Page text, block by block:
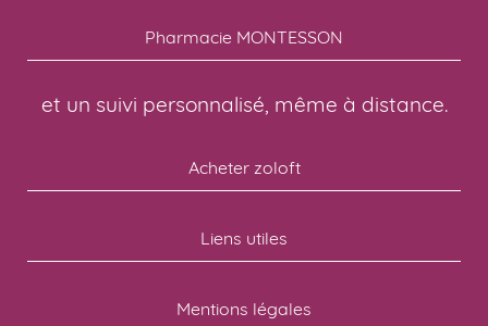
Pharmacie MONTESSON
et un suivi personnalisé, même à distance.
Acheter zoloft
Liens utiles
Mentions légales